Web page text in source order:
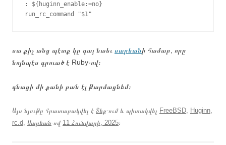
: ${huginn_enable:=no}
run_rc_command "$1"
սա քիչ անց պէտք կը գայ նաեւ սարեանի համար, որը
նոյնպէս գրուած է Ruby֊ով։
գնացի մի քանի բան էլ թարմացնեմ։
Այս նյութը հրատարակվել է Տեք-ում և պիտակվել FreeBSD, Huginn,
rc.d, Սարեան-ով 11 Հունվարի, 2025։